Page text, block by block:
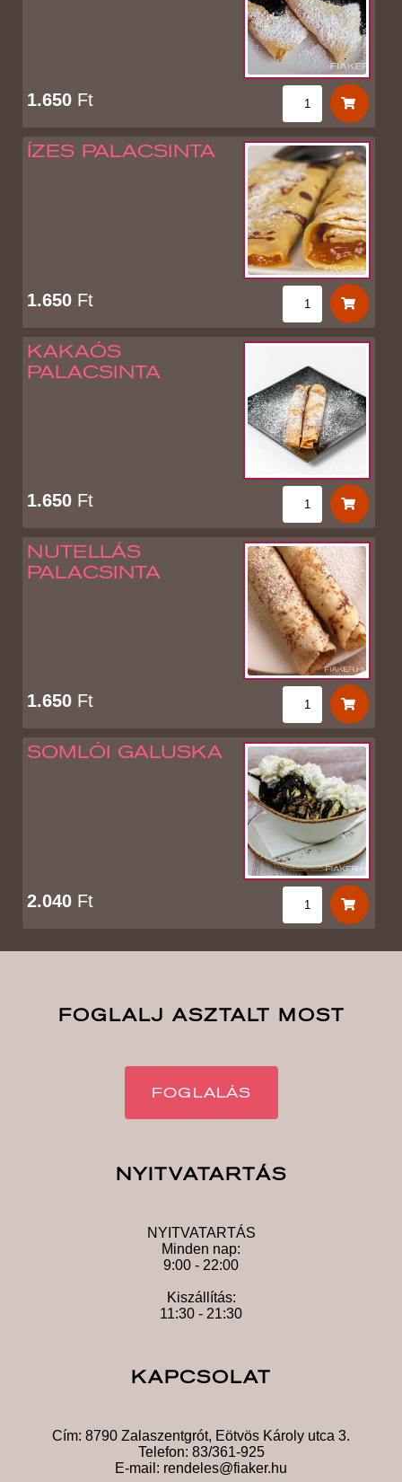
1.650 Ft
ÍZES PALACSINTA
1.650 Ft
KAKAÓS
PALACSINTA
1.650 Ft
NUTELLÁS
PALACSINTA
1.650 Ft
SOMLÓI GALUSKA
2.040 Ft
FOGLALJ ASZTALT MOST
FOGLALÁS
NYITVATARTÁS
NYITVATARTÁS
Minden nap:
9:00 - 22:00
Kiszállítás:
11:30 - 21:30
KAPCSOLAT
Cím: 8790 Zalaszentgrót, Eötvös Károly utca 3.
Telefon: 83/361-925
E-mail: rendeles@fiaker.hu